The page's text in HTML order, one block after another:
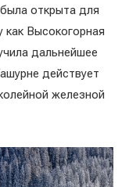
открыта для
как Высокогорная
дальнейшее
действует
железной